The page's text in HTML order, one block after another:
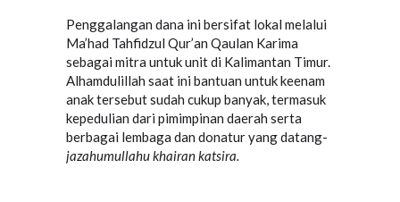
Penggalangan dana ini bersifat lokal melalui
Ma’had Tahfidzul Qur’an Qaulan Karima
sebagai mitra untuk unit di Kalimantan Timur.
Alhamdulillah saat ini bantuan untuk keenam
anak tersebut sudah cukup banyak, termasuk
kepedulian dari pimimpinan daerah serta
berbagai lembaga dan donatur yang datang-
jazahumullahu khairan katsira.